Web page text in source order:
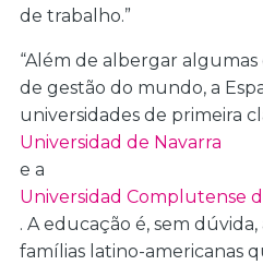
de trabalho.”
“Além de albergar algumas
de gestão do mundo, a
universidades de primeira
Universidad de Navarra
e a
Universidad Complutense
. A educação é, sem
famílias latino-americanas